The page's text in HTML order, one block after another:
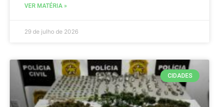
VER MATÉRIA »
29 de julho de 2026
CIDADES